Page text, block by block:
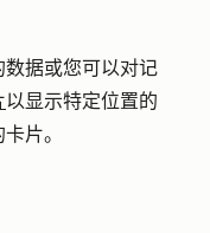
据或您可以对记
以显示特定位置的
片。